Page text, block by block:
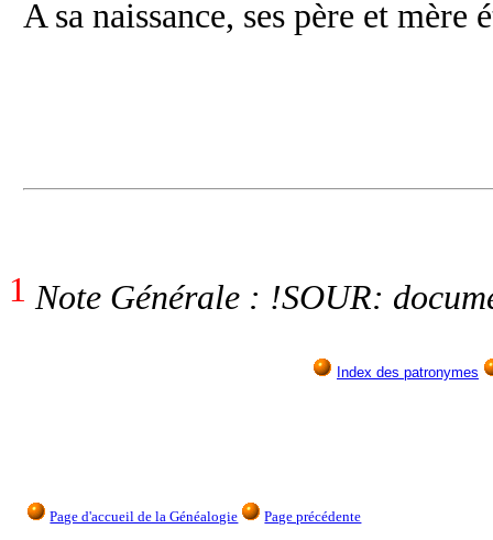
A sa naissance, ses père et mère
1 Note Générale : !SOUR:
Index des patronymes
Page d'accueil de la Généalogie Page précédente